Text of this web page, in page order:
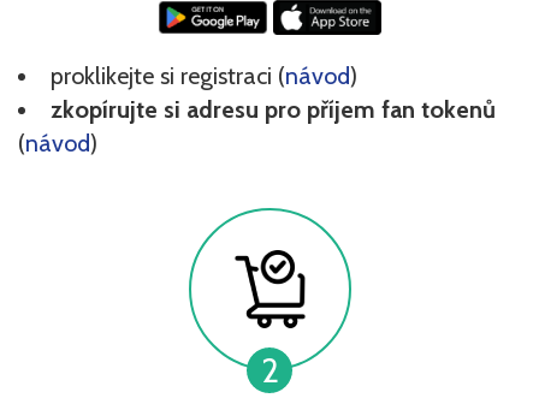
proklikejte si registraci (návod)
zkopírujte si adresu pro příjem fan tokenů
(návod)
2